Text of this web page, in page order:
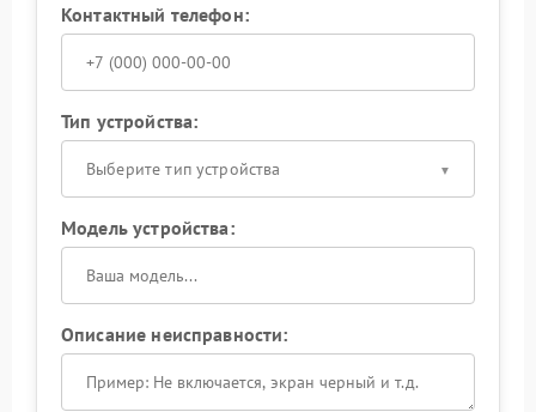
Контактный телефон:
Тип устройства:
Выберите тип устройства
Модель устройства:
Описание неисправности: